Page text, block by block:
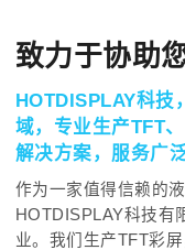
致力于协助
HOTDISPLAY科技
域，专业生产TFT
解决方案，服务广
作为一家值得信赖的
HOTDISPLAY科技有
业。我们生产TFT彩